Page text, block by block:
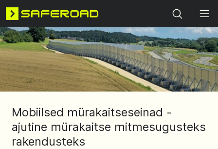
Search
Mobiilsed mürakaitseseinad -
ajutine mürakaitse mitmesugusteks
rakendusteks